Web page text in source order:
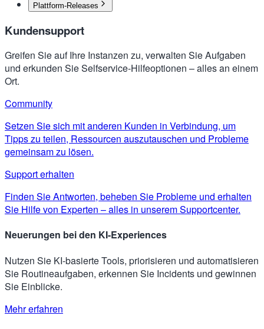
Plattform-Releases
Kundensupport
Greifen Sie auf Ihre Instanzen zu, verwalten Sie Aufgaben
und erkunden Sie Selfservice-Hilfeoptionen – alles an einem
Ort.
Community
Setzen Sie sich mit anderen Kunden in Verbindung, um
Tipps zu teilen, Ressourcen auszutauschen und Probleme
gemeinsam zu lösen.
Support erhalten
Finden Sie Antworten, beheben Sie Probleme und erhalten
Sie Hilfe von Experten – alles in unserem Supportcenter.
Neuerungen bei den KI-Experiences
Nutzen Sie KI-basierte Tools, priorisieren und automatisieren
Sie Routineaufgaben, erkennen Sie Incidents und gewinnen
Sie Einblicke.
Mehr erfahren